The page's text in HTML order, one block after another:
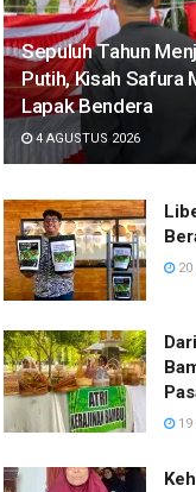
Sepuluh Tahun
Putih, Kisah Safura
Lapak Bendera
4 AGUSTUS 2026
20
19